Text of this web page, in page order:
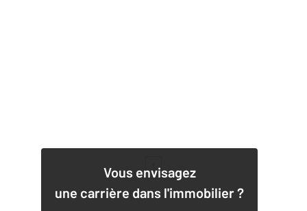
Vous envisagez
une carrière dans l'immobilier ?